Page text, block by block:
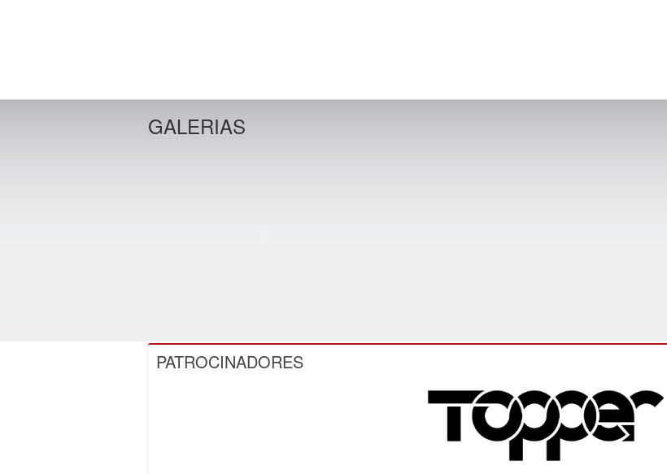
Mineiro Feminino Sub-17
estão abertas as inscrições para o Campeonato
Mineiro 2026 – Feminino Sub-17. Os clubes
interessados em participar desta... Leia mais
GALERIAS
PATROCINADORES